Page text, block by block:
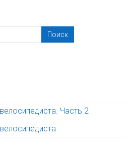
Часть 2